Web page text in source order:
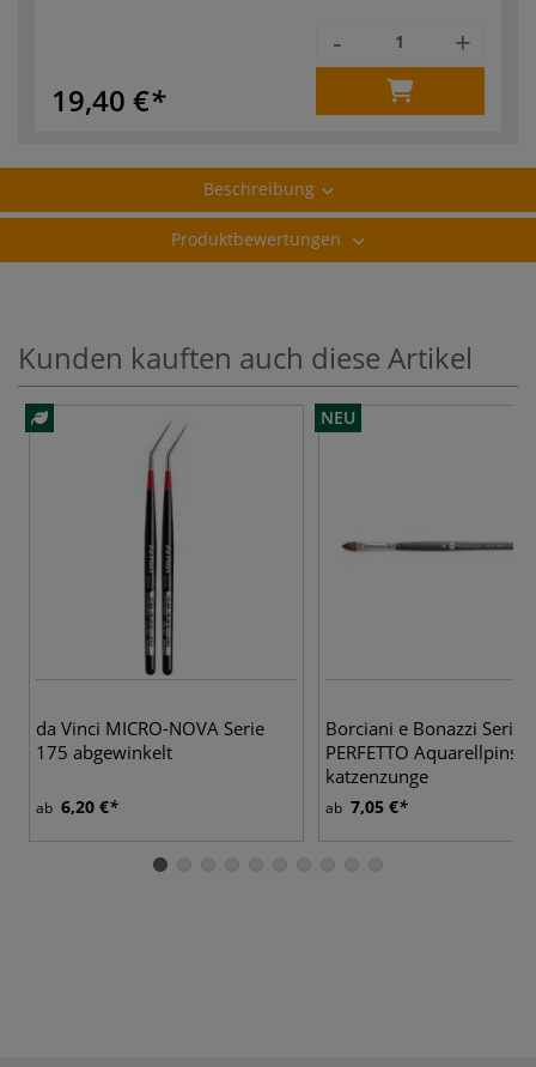
19,40 €
- +
Beschreibung
Produktbewertungen
Kunden kauften auch diese Artikel
da Vinci MICRO-NOVA Serie
175 abgewinkelt
ab 6,20 €
NEU
Borciani e Bonazzi Serie
PERFETTO Aquarellpinsel,
katzenzunge
ab 7,05 €